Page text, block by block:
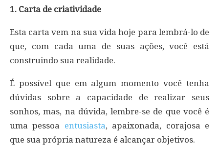
1. Carta de criatividade
Esta carta vem na sua vida hoje para lembrá-lo de
que, com cada uma de suas ações, você está
construindo sua realidade.
É possível que em algum momento você tenha
dúvidas sobre a capacidade de realizar seus
sonhos, mas, na dúvida, lembre-se de que você é
uma pessoa entusiasta, apaixonada, corajosa e
que sua própria natureza é alcançar objetivos.